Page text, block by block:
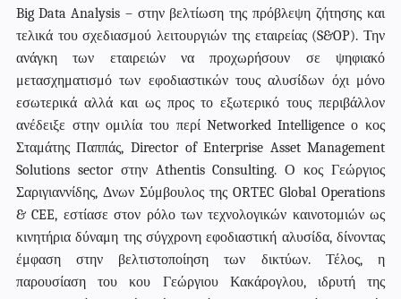
Big Data Analysis– στην βελτίωση της πρόβλεψη ζήτησης και
τελικά του σχεδιασμού λειτουργιών της εταιρείας (S&OP). Την
ανάγκη των εταιρειών να προχωρήσουν σε ψηφιακό
μετασχηματισμό των εφοδιαστικών τους αλυσίδων όχι μόνο
εσωτερικά αλλά και ως προς το εξωτερικό τους περιβάλλον
ανέδειξε στην ομιλία του περίNetworked Intelligenceο κος
Σταμάτης Παππάς, Director of Enterprise Asset Management
Solutions sector στην Athentis Consulting. Ο κος Γεώργιος
Σαριγιαννίδης, Δνων Σύμβουλος της ORTEC Global Operations
& CEE, εστίασε στον ρόλο των τεχνολογικών καινοτομιών ως
κινητήρια δύναμη της σύγχρονη εφοδιαστική αλυσίδα, δίνοντας
έμφαση στην βελτιστοποίηση των δικτύων. Τέλος, η
παρουσίαση του κου Γεώργιου Κακάρογλου, ιδρυτή της